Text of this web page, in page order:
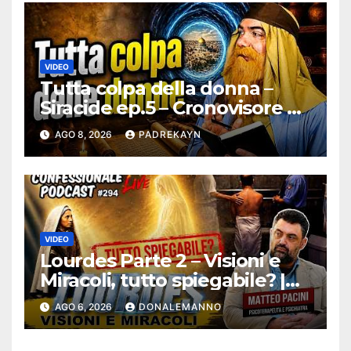
VIDEO
Tutta colpa della donna –
Siracide ep.5 – Cronovisore e
Bibbia
AGO 8, 2026 PADREKAYN
VIDEO
Lourdes Parte 2 – Visioni e
Miracoli, tutto spiegabile? |
Debunking |
#ConfessionalePodcast 294
AGO 6, 2026 DONALEMANNO